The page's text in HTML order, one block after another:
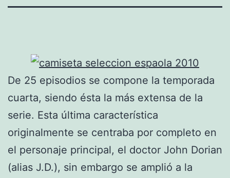
De 25 episodios se compone la temporada
cuarta, siendo ésta la más extensa de la
serie. Esta última característica
originalmente se centraba por completo en
el personaje principal, el doctor John Dorian
(alias J.D.), sin embargo se amplió a la